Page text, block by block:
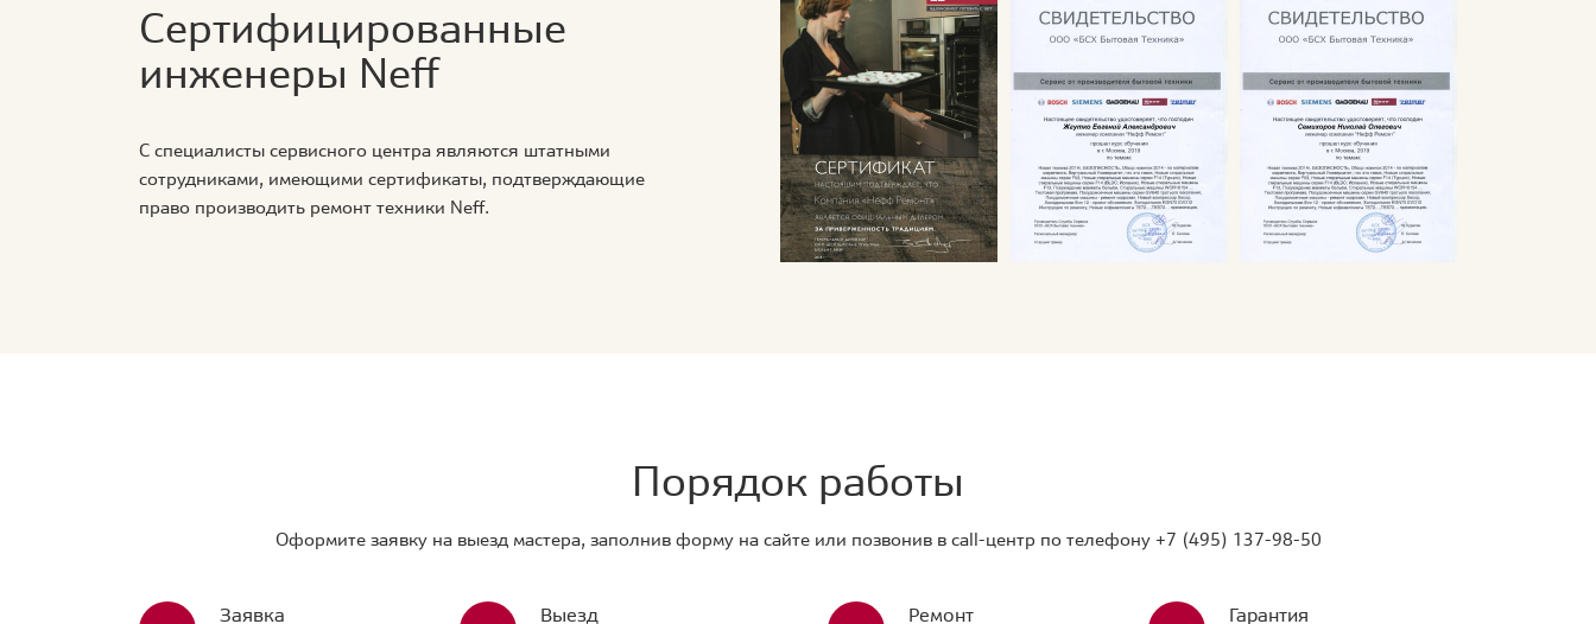
Сертифицированные
инженеры Neff
С специалисты сервисного центра являются штатными
сотрудниками, имеющими сертификаты, подтверждающие
право производить ремонт техники Neff.
Порядок работы
Оформите заявку на выезд мастера, заполнив форму на сайте или позвонив в call-центр по телефону +7 (495) 137-98-50
Заявка Выезд Ремонт Гарантия